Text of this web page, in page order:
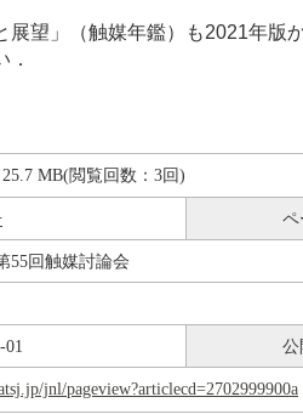
展望」（触媒年鑑）も2021年
．
25.7 MB(閲覧回数：3回)
ペ
55回触媒討論会
01 公
jnl/pageview?articlecd=2702999900a